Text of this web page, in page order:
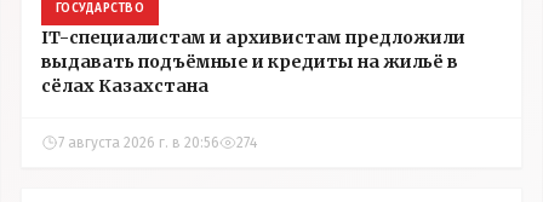
ГОСУДАРСТВО
IT-специалистам и архивистам предложили
выдавать подъёмные и кредиты на жильё в
сёлах Казахстана
7 августа 2026 г. в 20:56 274